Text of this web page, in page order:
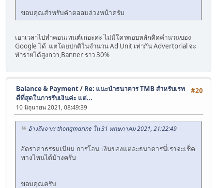
ขอบคุณสำหรับคำตออบล่วงหน้าครับ
เอาเวลาไปทำคอนเทนต์เถอะค่ะ ไม่มีใครตอบหลักคิดคำนวนของ
Google ได้ แต่โดยปกติในจำนวน Ad Unit เท่ากัน Advertorial จะ
ทำรายได้สูงกว่า ฺBanner ราว 30%
#20
Balance & Payment/ Re: แนะนำธนาคาร TMB สำหรับเรท
ดีที่สุดในการรับเงินค่ะ แต่...
10 มิถุนายน 2021, 08:49:39
อ้างถึงจาก: thongmarine ใน 31 พฤษภาคม 2021, 21:22:49
อัตราค่าธรรมเนียม การโอน เงินของแต่ละธนาคารนี่เราจะเช็ค
ทางไหนได้บ้างครับ
ขอบคุณครับ